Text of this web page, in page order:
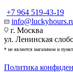
+7 964 519-43-19
г. Москва
ул. Ленинская
* не является магазином и
Политика